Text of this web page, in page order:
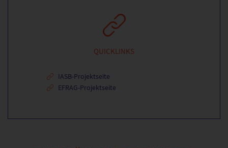
QUICKLINKS
IASB-Projektseite
EFRAG-Projektseite